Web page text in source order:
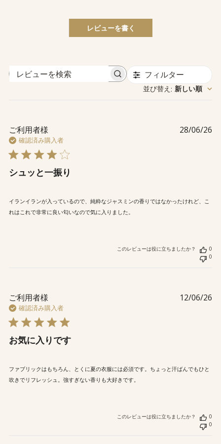
レビューを書く
レ
フィルター
並び替え : 新しい順
ご利用者様
確認済み購入者
シュッと一振り
イランイランが入っているので、純粋なジャスミンの香りではなかったけれど、こ
れはこれで非常に良い匂いなので気に入りました。
28/06/26
このレビューは役に立ちましたか？
0
0
ご利用者様
確認済み購入者
お気に入りです
ファブリックはもちろん、とくに夏の衣服には必須です。ちょっと汗ばんでもひと
吹きでリフレッシュ。強すぎない香りも大好きです。
12/06/26
このレビューは役に立ちましたか？
0
0